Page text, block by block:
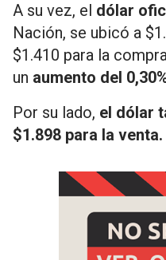
A su vez, el dólar
Nación, se ubicó a
$1.410 para la
un aumento del
Por su lado, el dólar
$1.898 para la venta.